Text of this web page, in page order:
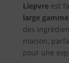
Liepvreest
large
des
maison,
pour une